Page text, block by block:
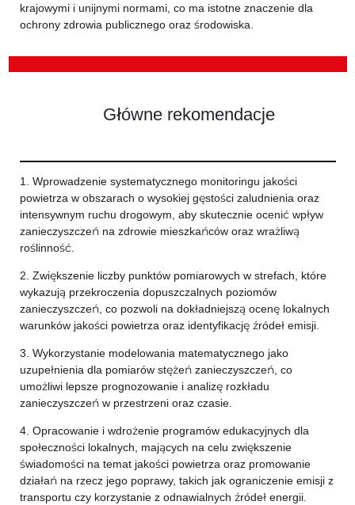
krajowymi i unijnymi normami, co ma istotne znaczenie dla
ochrony zdrowia publicznego oraz środowiska.
Główne rekomendacje
1. Wprowadzenie systematycznego monitoringu jakości
powietrza w obszarach o wysokiej gęstości zaludnienia oraz
intensywnym ruchu drogowym, aby skutecznie ocenić wpływ
zanieczyszczeń na zdrowie mieszkańców oraz wrażliwą
roślinność.
2. Zwiększenie liczby punktów pomiarowych w strefach, które
wykazują przekroczenia dopuszczalnych poziomów
zanieczyszczeń, co pozwoli na dokładniejszą ocenę lokalnych
warunków jakości powietrza oraz identyfikację źródeł emisji.
3. Wykorzystanie modelowania matematycznego jako
uzupełnienia dla pomiarów stężeń zanieczyszczeń, co
umożliwi lepsze prognozowanie i analizę rozkładu
zanieczyszczeń w przestrzeni oraz czasie.
4. Opracowanie i wdrożenie programów edukacyjnych dla
społeczności lokalnych, mających na celu zwiększenie
świadomości na temat jakości powietrza oraz promowanie
działań na rzecz jego poprawy, takich jak ograniczenie emisji z
transportu czy korzystanie z odnawialnych źródeł energii.